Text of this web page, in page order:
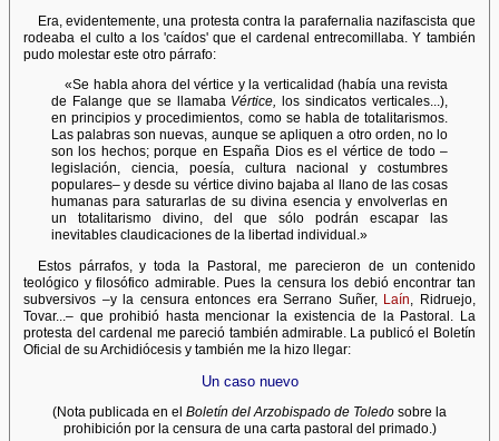
Era, evidentemente, una protesta contra la parafernalia nazifascista que
rodeaba el culto a los 'caídos' que el cardenal entrecomillaba. Y también
pudo molestar este otro párrafo:
«Se habla ahora del vértice y la verticalidad (había una revista
de Falange que se llamaba Vértice,
los sindicatos verticales...),
en principios y procedimientos, como se habla de totalitarismos.
Las palabras son nuevas, aunque se apliquen a otro orden, no lo
son los hechos; porque en España Dios es el vértice de todo –
legislación, ciencia, poesía, cultura nacional y costumbres
populares– y desde su vértice divino bajaba al llano de las cosas
humanas para saturarlas de su divina esencia y envolverlas en
un totalitarismo divino, del que sólo podrán escapar las
inevitables claudicaciones de la libertad individual.»
Estos párrafos, y toda la Pastoral, me parecieron de un contenido
teológico y filosófico admirable. Pues la censura los debió encontrar tan
subversivos –y la censura entonces era Serrano Suñer, Laín , Ridruejo,
Tovar...– que prohibió hasta mencionar la existencia de la Pastoral. La
protesta del cardenal me pareció también admirable. La publicó el Boletín
Oficial de su Archidiócesis y también me la hizo llegar:
Un caso nuevo
(Nota publicada en el Boletín del Arzobispado de Toledo sobre la
prohibición por la censura de una carta pastoral del primado.)